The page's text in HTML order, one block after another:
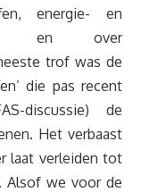
energie- en
en over
trof was de
die pas recent
discussie) de
Het verbaast
laat verleiden tot
Alsof we voor de